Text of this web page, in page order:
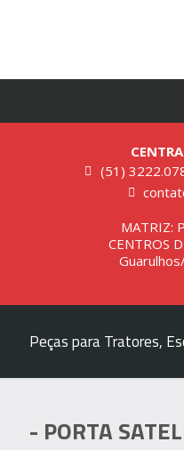
(51)
MATRIZ:
CENTROS
Peças para Tratores,
- PORTA